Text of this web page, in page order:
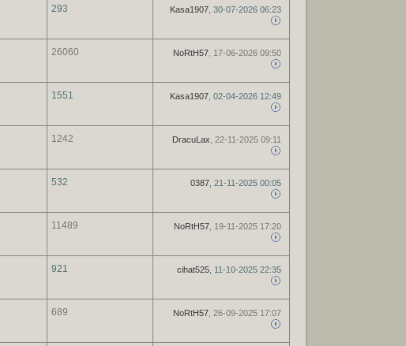
293 Kasa1907 , 30-07-2026 06:23
26060 NoRtH57 , 17-06-2026 09:50
1551 Kasa1907 , 02-04-2026 12:49
1242 DracuLax , 22-11-2025 09:11
532 0387 , 21-11-2025 00:05
11489 NoRtH57 , 19-11-2025 17:20
921 cihat525 , 11-10-2025 22:35
689 NoRtH57 , 26-09-2025 17:07